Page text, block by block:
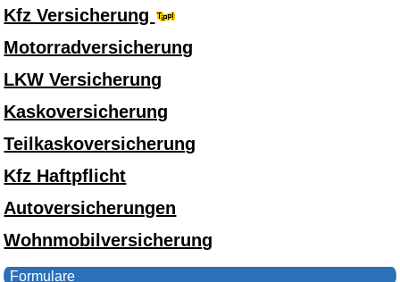
Kfz Versicherung
Motorradversicherung
LKW Versicherung
Kaskoversicherung
Teilkaskoversicherung
Kfz Haftpflicht
Autoversicherungen
Wohnmobilversicherung
Formulare